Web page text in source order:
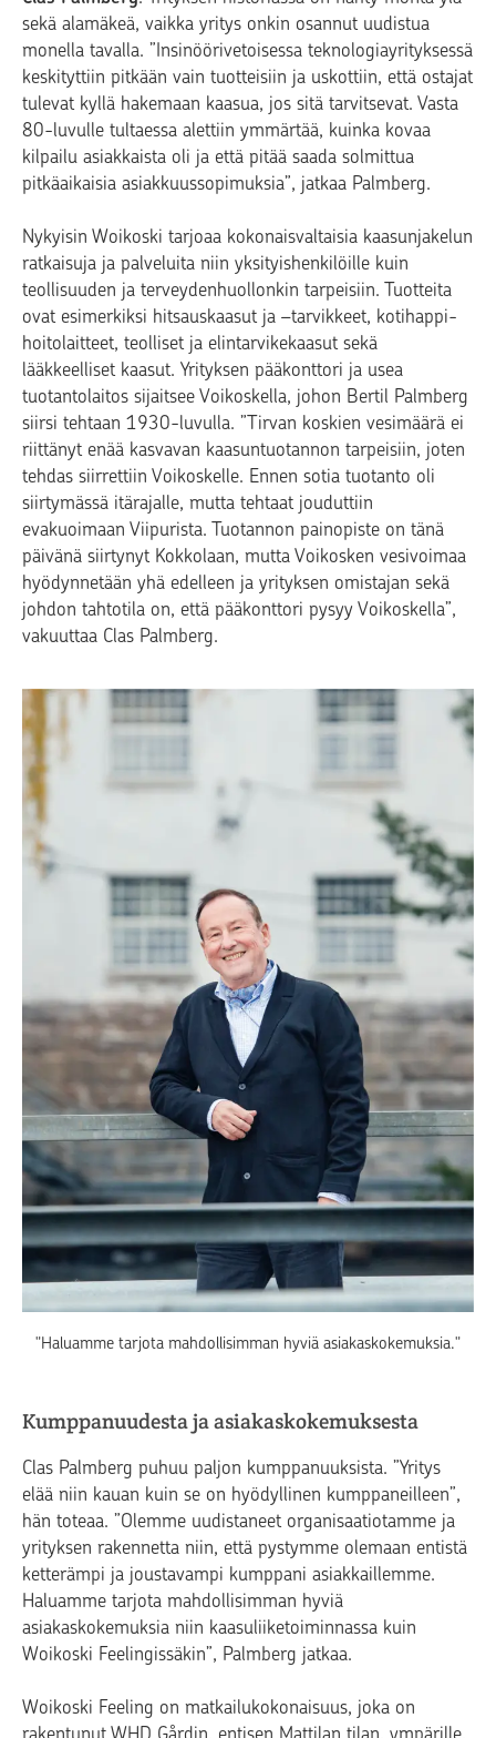
sekä alamäkeä, vaikka yritys onkin osannut uudistua
monella tavalla. ”Insinöörivetoisessa teknologiayrityksessä
keskityttiin pitkään vain tuotteisiin ja uskottiin, että ostajat
tulevat kyllä hakemaan kaasua, jos sitä tarvitsevat. Vasta
80-luvulle tultaessa alettiin ymmärtää, kuinka kovaa
kilpailu asiakkaista oli ja että pitää saada solmittua
pitkäaikaisia asiakkuussopimuksia”, jatkaa Palmberg.
Nykyisin Woikoski tarjoaa kokonaisvaltaisia kaasunjakelun
ratkaisuja ja palveluita niin yksityishenkilöille kuin
teollisuuden ja terveydenhuollonkin tarpeisiin. Tuotteita
ovat esimerkiksi hitsauskaasut ja –tarvikkeet, kotihappi-
hoitolaitteet, teolliset ja elintarvikekaasut sekä
lääkkeelliset kaasut. Yrityksen pääkonttori ja usea
tuotantolaitos sijaitsee Voikoskella, johon Bertil Palmberg
siirsi tehtaan 1930-luvulla. ”Tirvan koskien vesimäärä ei
riittänyt enää kasvavan kaasuntuotannon tarpeisiin, joten
tehdas siirrettiin Voikoskelle. Ennen sotia tuotanto oli
siirtymässä itärajalle, mutta tehtaat jouduttiin
evakuoimaan Viipurista. Tuotannon painopiste on tänä
päivänä siirtynyt Kokkolaan, mutta Voikosken vesivoimaa
hyödynnetään yhä edelleen ja yrityksen omistajan sekä
johdon tahtotila on, että pääkonttori pysyy Voikoskella”,
vakuuttaa Clas Palmberg.
"Haluamme tarjota mahdollisimman hyviä asiakaskokemuksia."
Kumppanuudesta ja asiakaskokemuksesta
Clas Palmberg puhuu paljon kumppanuuksista. ”Yritys
elää niin kauan kuin se on hyödyllinen kumppaneilleen”,
hän toteaa. ”Olemme uudistaneet organisaatiotamme ja
yrityksen rakennetta niin, että pystymme olemaan entistä
ketterämpi ja joustavampi kumppani asiakkaillemme.
Haluamme tarjota mahdollisimman hyviä
asiakaskokemuksia niin kaasuliiketoiminnassa kuin
Woikoski Feelingissäkin”, Palmberg jatkaa.
Woikoski Feeling on matkailukokonaisuus, joka on
rakentunut WHD Gårdin, entisen Mattilan tilan, ympärille.